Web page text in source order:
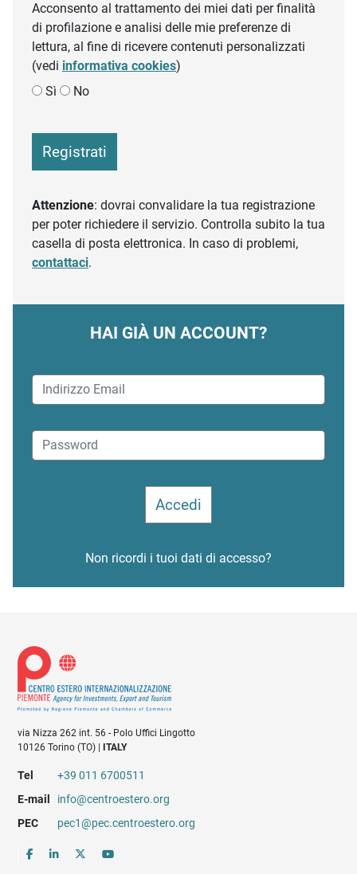
Acconsento al trattamento dei miei dati per finalità
di profilazione e analisi delle mie preferenze di
lettura, al fine di ricevere contenuti personalizzati
(vedi informativa cookies)
Sì
No
Registrati
Attenzione: dovrai convalidare la tua registrazione
per poter richiedere il servizio. Controlla subito la tua
casella di posta elettronica. In caso di problemi,
contattaci.
HAI GIÀ UN ACCOUNT?
Non ricordi i tuoi dati di accesso?
via Nizza 262 int. 56 - Polo Uffici Lingotto
10126 Torino (TO) |
ITALY
Tel
+39 011 6700511
E-mail
info@centroestero.org
PEC
pec1@pec.centroestero.org